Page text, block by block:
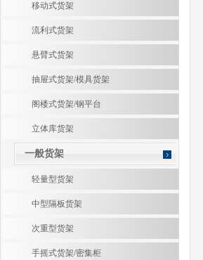
移动式货架
流利式货架
悬臂式货架
抽屉式货架/模具货架
阁楼式货架/钢平台
立体库货架
一般货架
轻量型货架
中型隔板货架
次重型货架
手摇式货架/密集柜